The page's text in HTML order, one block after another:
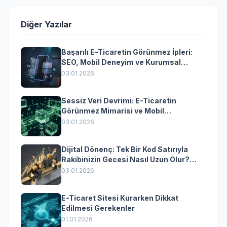
Diğer Yazılar
Başarılı E-Ticaretin Görünmez İpleri:
SEO, Mobil Deneyim ve Kurumsal
Yazılımın Kazandıran Senkronizasyonu
03.01.2026
Sessiz Veri Devrimi: E-Ticaretin
Görünmez Mimarisi ve Mobil
Dönüşümün Kurumsal Anahtarı
03.01.2026
Dijital Dönenç: Tek Bir Kod Satırıyla
Rakibinizin Gecesi Nasıl Uzun Olur?
(Kurumsal Yazılımın Güçlü Rolü)
03.01.2026
E-Ticaret Sitesi Kurarken Dikkat
Edilmesi Gerekenler
01.01.2026